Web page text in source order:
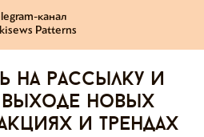
канал
Patterns
на рассылку и
выходе новых
и трендах